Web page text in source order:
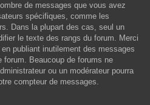
de messages que vous avez
spécifiques, comme les
Dans la plupart des cas, seul un
le texte des rangs du forum. Merci
publiant inutilement des messages
forum. Beaucoup de forums ne
ou un modérateur pourra
compteur de messages.